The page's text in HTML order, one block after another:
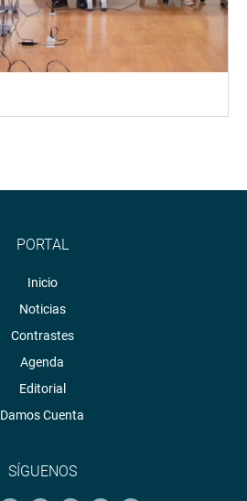
PORTAL
Inicio
Noticias
Contrastes
Agenda
Editorial
Damos Cuenta
SÍGUENOS